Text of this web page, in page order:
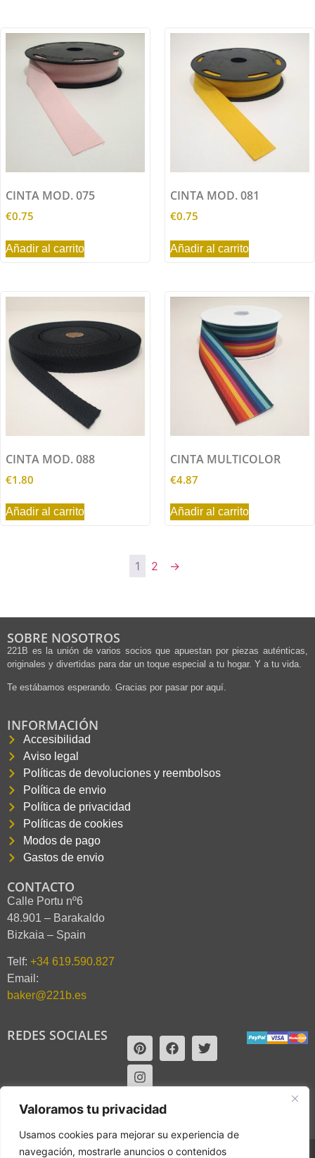
Valoramos tu privacidad
Usamos cookies para mejorar su experiencia de
navegación, mostrarle anuncios o contenidos
CINTA MOD. 075
€0.75
Añadir al carrito
CINTA MOD. 081
€0.75
Añadir al carrito
CINTA MOD. 088
€1.80
Añadir al carrito
CINTA MULTICOLOR
€4.87
Añadir al carrito
1 2 →
SOBRE NOSOTROS
221B es la unión de varios socios que apuestan por piezas auténticas,
originales y divertidas para dar un toque especial a tu hogar. Y a tu vida.
Te estábamos esperando. Gracias por pasar por aquí.
INFORMACIÓN
Accesibilidad
Aviso legal
Políticas de devoluciones y reembolsos
Política de envio
Política de privacidad
Políticas de cookies
Modos de pago
Gastos de envio
CONTACTO
Calle Portu nº6
48.901 – Barakaldo
Bizkaia – Spain
Telf: +34 619.590.827
Email:
baker@221b.es
REDES SOCIALES